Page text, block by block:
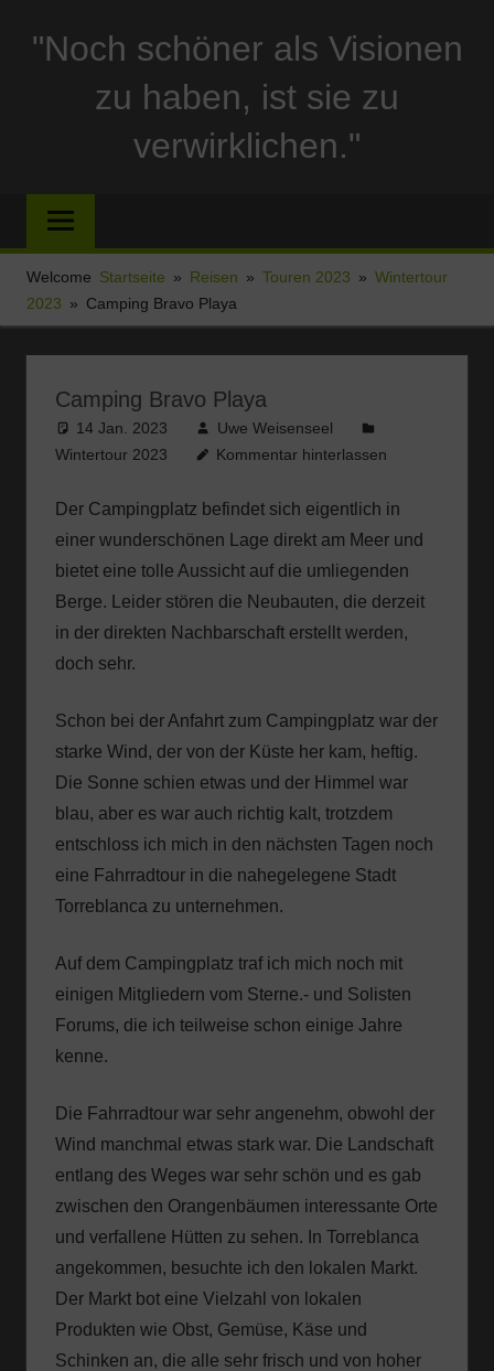
Inhalt"Noch schöner als Visionen
zu haben, ist sie zu
verwirklichen."
und
Stellplatzberichte
und
alles
Sonstige
rund
Ferien
Welcome Startseite Reisen Touren 2023
Wintertour
2023
Camping Bravo Playa
Camping Bravo Playa
14 Jan. 2023
Uwe Weisenseel
Wintertour 2023
Kommentar hinterlassen
Der Campingplatz befindet sich eigentlich in
einer wunderschönen Lage direkt am Meer und
bietet eine tolle Aussicht auf die umliegenden
Berge. Leider stören die Neubauten, die derzeit
in der direkten Nachbarschaft erstellt werden,
doch sehr.
Schon bei der Anfahrt zum Campingplatz war der
starke Wind, der von der Küste her kam, heftig.
Die Sonne schien etwas und der Himmel war
blau, aber es war auch richtig kalt, trotzdem
entschloss ich mich in den nächsten Tagen noch
eine Fahrradtour in die nahegelegene Stadt
Torreblanca zu unternehmen.
Auf dem Campingplatz traf ich mich noch mit
einigen Mitgliedern vom Sterne.- und Solisten
Forums, die ich teilweise schon einige Jahre
kenne.
Die Fahrradtour war sehr angenehm, obwohl der
Wind manchmal etwas stark war. Die Landschaft
entlang des Weges war sehr schön und es gab
zwischen den Orangenbäumen interessante Orte
und verfallene Hütten zu sehen. In Torreblanca
angekommen, besuchte ich den lokalen Markt.
Der Markt bot eine Vielzahl von lokalen
Produkten wie Obst, Gemüse, Käse und
Schinken an, die alle sehr frisch und von hoher